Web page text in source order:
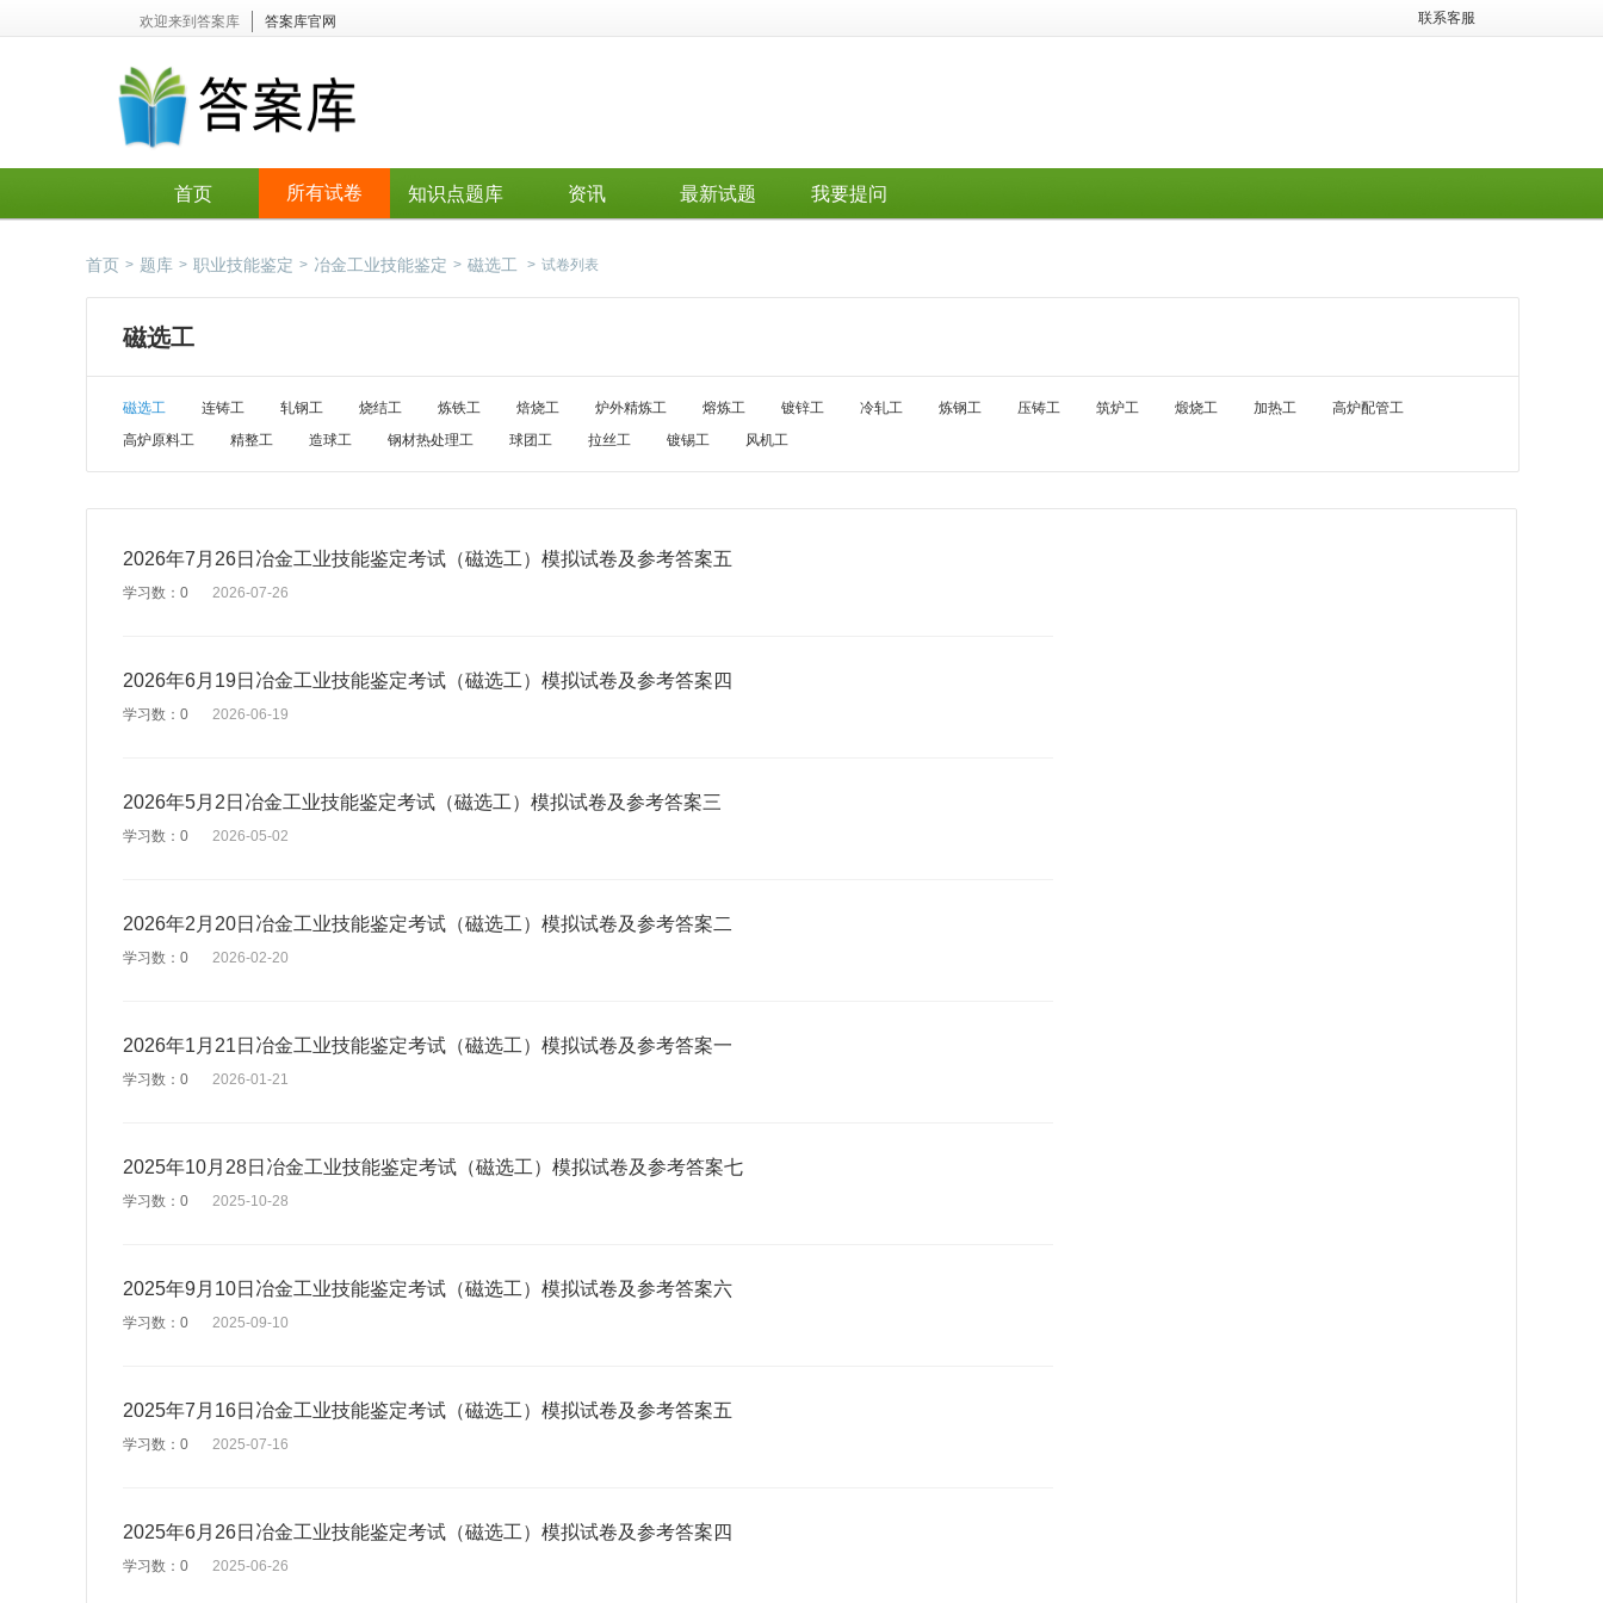
欢迎来到答案库 答案库官网 联系客服
首页 所有试卷 知识点题库 资讯 最新试题 我要提问
首页 > 题库 > 职业技能鉴定 > 冶金工业技能鉴定 > 磁选工 > 试卷列表
磁选工
磁选工 连铸工 轧钢工 烧结工 炼铁工 焙烧工 炉外精炼工 熔炼工 镀锌工 冷轧工 炼钢工 压铸工 筑炉工 煅烧工 加热工
高炉配管工
高炉原料工
精整工 造球工 钢材热处理工 球团工 拉丝工 镀锡工 风机工
2026年7月26日冶金工业技能鉴定考试（磁选工）模拟试卷及参考答案五
学习数：0 2026-07-26
2026年6月19日冶金工业技能鉴定考试（磁选工）模拟试卷及参考答案四
学习数：0 2026-06-19
2026年5月2日冶金工业技能鉴定考试（磁选工）模拟试卷及参考答案三
学习数：0 2026-05-02
2026年2月20日冶金工业技能鉴定考试（磁选工）模拟试卷及参考答案二
学习数：0 2026-02-20
2026年1月21日冶金工业技能鉴定考试（磁选工）模拟试卷及参考答案一
学习数：0 2026-01-21
2025年10月28日冶金工业技能鉴定考试（磁选工）模拟试卷及参考答案七
学习数：0 2025-10-28
2025年9月10日冶金工业技能鉴定考试（磁选工）模拟试卷及参考答案六
学习数：0 2025-09-10
2025年7月16日冶金工业技能鉴定考试（磁选工）模拟试卷及参考答案五
学习数：0 2025-07-16
2025年6月26日冶金工业技能鉴定考试（磁选工）模拟试卷及参考答案四
学习数：0 2025-06-26